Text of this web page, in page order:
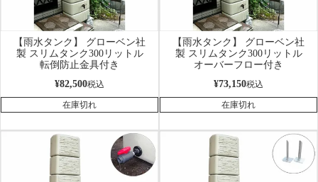
【雨水タンク】 グローベン社
製 スリムタンク300リットル
転倒防止金具付き
¥82,500税込
在庫切れ
【雨水タンク】 グローベン社
製 スリムタンク300リットル
オーバーフロー付き
¥73,150税込
在庫切れ